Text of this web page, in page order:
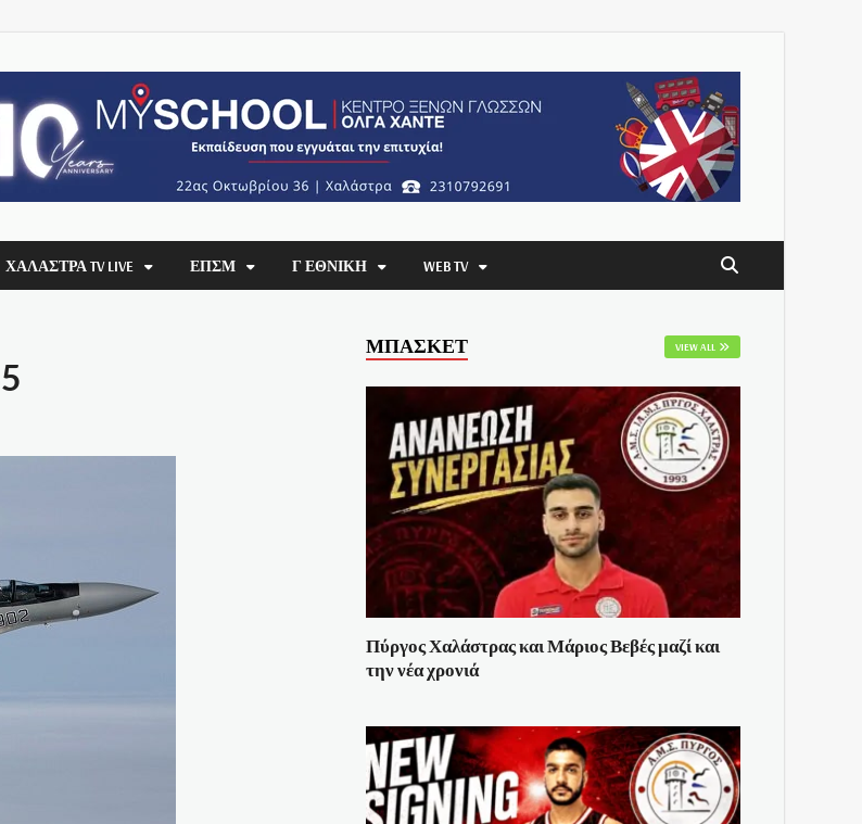
ΧΑΛΆΣΤΡΑ TV LIVE ΕΠΣΜ Γ ΕΘΝΙΚΗ WEB TV
ΜΠΑΣΚΕΤ VIEW ALL
Πύργος Χαλάστρας και Μάριος Βεβές μαζί και
την νέα χρονιά